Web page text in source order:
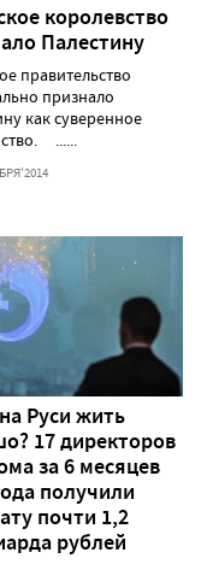
королевство
Палестину
правительство
признало
как суверенное
......
Руси жить
17 директоров
за 6 месяцев
получили
почти 1,2
рублей